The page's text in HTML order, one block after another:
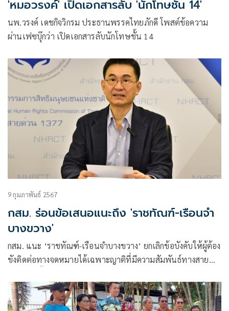
'หมอวรงค์' เปิดเอกสารลับ 'นักโทษชั้น 14'
นพ.วรงค์ เดชกิจวิกรม ประธานพรรคไทยภักดี โพสต์ข้อความ
ผ่านเฟซบุ๊กว่า เปิดเอกสารลับนักโทษชั้น 14
9 กุมภาพันธ์ 2567
กสม. ร่อนข้อเสนอแนะถึง 'ราชทัณฑ์-เรือนจำ
บางขวาง'
กสม. แนะ ‘ราชทัณฑ์-เรือนจำบางขวาง’ ยกเลิกข้อบังคับให้ผู้ต้อง
ขังติดต่อทางจดหมายได้เฉพาะญาติที่มีความสัมพันธ์ทางสาย